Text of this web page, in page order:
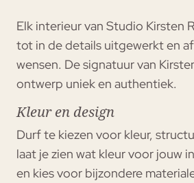
Elk interieur van Studio Kirsten
tot in de details uitgewerkt en
wensen. De signatuur van
ontwerp uniek en authentiek.
Kleur en design
Durf te kiezen voor kleur,
laat je zien wat kleur voor jouw
en kies voor bijzondere